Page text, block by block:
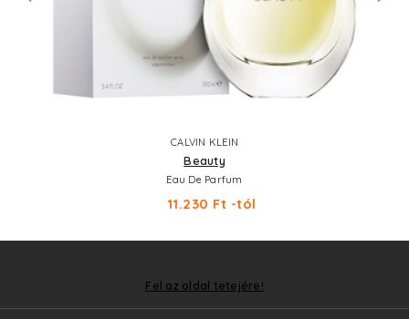
CALVIN KLEIN
Beauty
Eau De Parfum
11.230 Ft -tól
Fel az oldal tetejére!